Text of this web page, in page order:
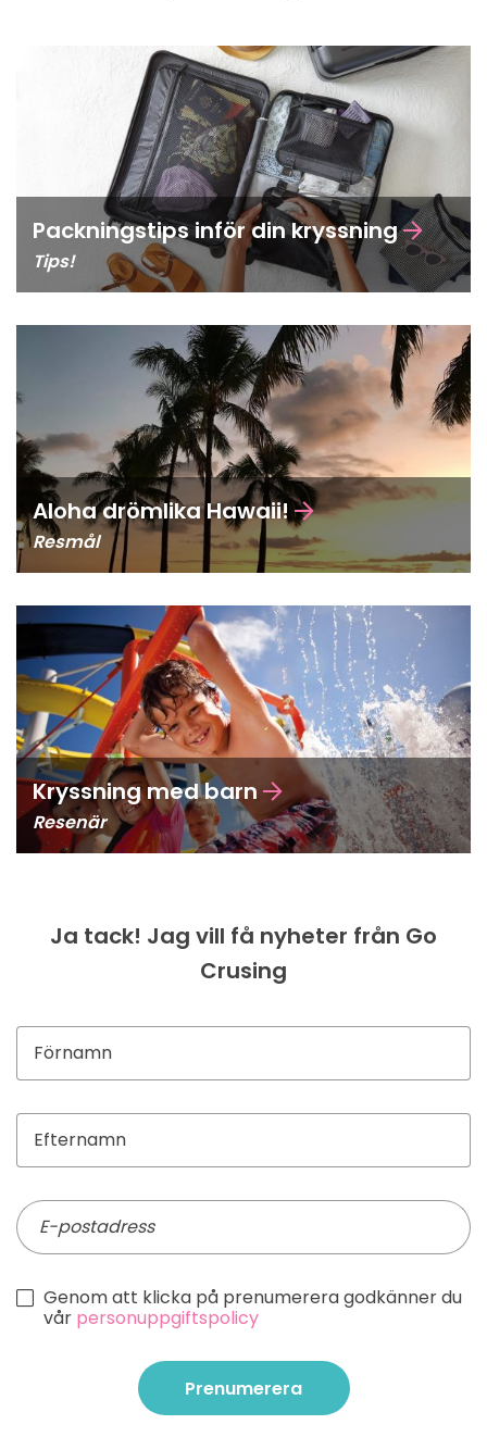
Packningstips inför din kryssning
Tips!
Aloha drömlika Hawaii!
Resmål
Kryssning med barn
Resenär
Ja tack! Jag vill få nyheter från Go
Crusing
Genom att klicka på prenumerera godkänner du
vår personuppgiftspolicy
Prenumerera